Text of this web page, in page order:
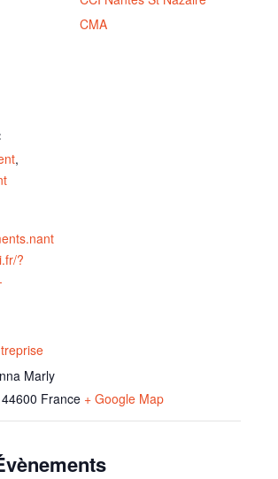
,
?
Marly
44600 France + Google Map
CMA